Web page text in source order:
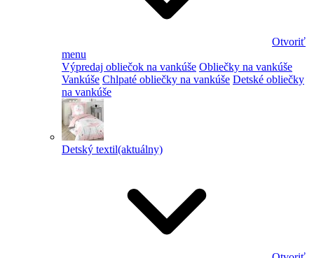
Otvoriť
menu
Výpredaj obliečok na vankúše Obliečky na vankúše
Vankúše Chlpaté obliečky na vankúše Detské obliečky
na vankúše
Detský textil(aktuálny)